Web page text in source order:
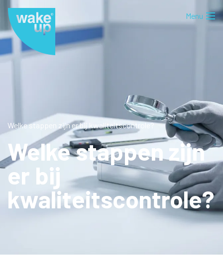
Welke stappen zijn er bij kwaliteitscontrole?
Welke stappen zijn
er bij
kwaliteitscontrole?